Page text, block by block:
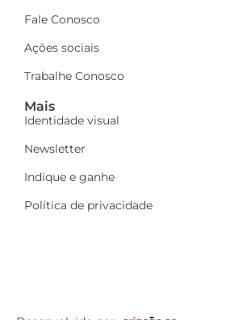
Fale Conosco
Ações sociais
Trabalhe Conosco
Mais
Identidade visual
Newsletter
Indique e ganhe
Política de privacidade